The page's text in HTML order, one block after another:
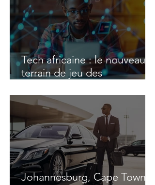
Tech africaine : le nouveau
terrain de jeu des
entrepreneurs étrangers
Johannesburg, Cape Town,